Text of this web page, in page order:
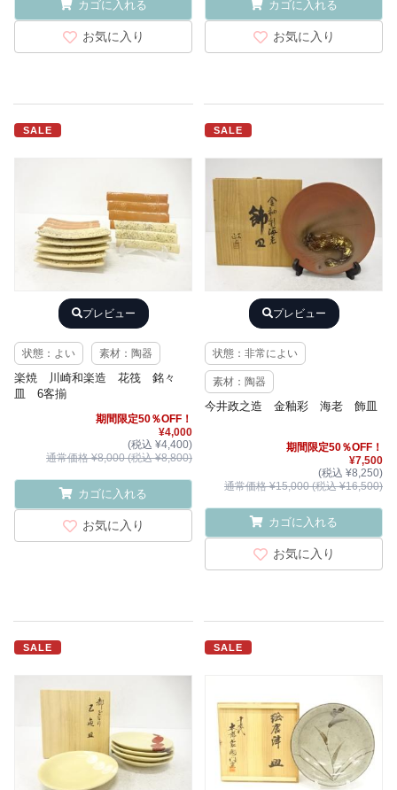
カゴに入れる
お気に入り
カゴに入れる
お気に入り
SALE
プレビュー
状態：よい 素材：陶器
楽焼 川崎和楽造 花筏 銘々
皿 6客揃
期間限定50％OFF！
¥4,000
(税込 ¥4,400)
通常価格 ¥8,000 (税込 ¥8,800)
カゴに入れる
お気に入り
SALE
プレビュー
状態：非常によい
素材：陶器
今井政之造 金釉彩 海老 飾皿
期間限定50％OFF！
¥7,500
(税込 ¥8,250)
通常価格 ¥15,000 (税込 ¥16,500)
カゴに入れる
お気に入り
SALE SALE